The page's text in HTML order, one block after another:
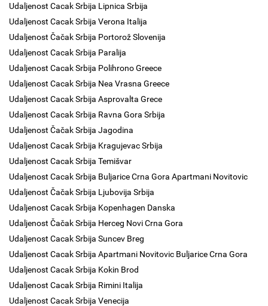
Udaljenost Cacak Srbija Lipnica Srbija
Udaljenost Cacak Srbija Verona Italija
Udaljenost Čačak Srbija Portorož Slovenija
Udaljenost Cacak Srbija Paralija
Udaljenost Cacak Srbija Polihrono Greece
Udaljenost Cacak Srbija Nea Vrasna Greece
Udaljenost Cacak Srbija Asprovalta Grece
Udaljenost Cacak Srbija Ravna Gora Srbija
Udaljenost Čačak Srbija Jagodina
Udaljenost Cacak Srbija Kragujevac Srbija
Udaljenost Cacak Srbija Temišvar
Udaljenost Cacak Srbija Buljarice Crna Gora Apartmani Novitovic
Udaljenost Čačak Srbija Ljubovija Srbija
Udaljenost Cacak Srbija Kopenhagen Danska
Udaljenost Čačak Srbija Herceg Novi Crna Gora
Udaljenost Cacak Srbija Suncev Breg
Udaljenost Cacak Srbija Apartmani Novitovic Buljarice Crna Gora
Udaljenost Cacak Srbija Kokin Brod
Udaljenost Cacak Srbija Rimini Italija
Udaljenost Cacak Srbija Venecija